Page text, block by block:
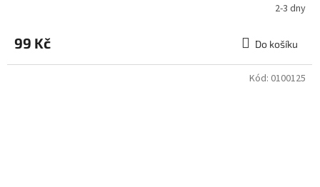
2-3 dny
99 Kč Do košíku
Kód: 0100125